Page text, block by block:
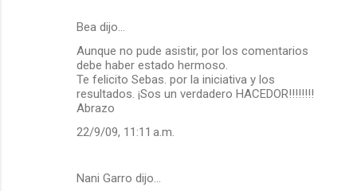
Bea dijo…
Aunque no pude asistir, por los comentarios
debe haber estado hermoso.
Te felicito Sebas. por la iniciativa y los
resultados. ¡Sos un verdadero HACEDOR!!!!!!!!
Abrazo
22/9/09, 11:11 a.m.
Nani Garro dijo…